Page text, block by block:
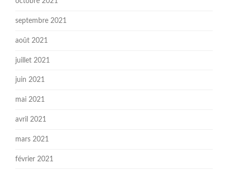
septembre 2021
août 2021
juillet 2021
juin 2021
mai 2021
avril 2021
mars 2021
février 2021